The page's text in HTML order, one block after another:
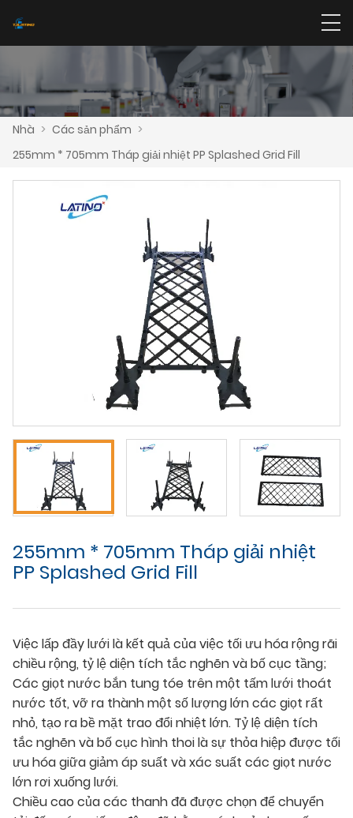
Nhà > Các sản phẩm >
255mm * 705mm Tháp giải nhiệt PP Splashed Grid Fill
255mm * 705mm Tháp giải nhiệt
PP Splashed Grid Fill
Việc lấp đầy lưới là kết quả của việc tối ưu hóa rộng rãi
chiều rộng, tỷ lệ diện tích tắc nghẽn và bố cục tầng;
Các giọt nước bắn tung tóe trên một tấm lưới thoát
nước tốt, vỡ ra thành một số lượng lớn các giọt rất
nhỏ, tạo ra bề mặt trao đổi nhiệt lớn. Tỷ lệ diện tích
tắc nghẽn và bố cục hình thoi là sự thỏa hiệp được tối
ưu hóa giữa giảm áp suất và xác suất các giọt nước
lớn rơi xuống lưới.
Chiều cao của các thanh đã được chọn để chuyển